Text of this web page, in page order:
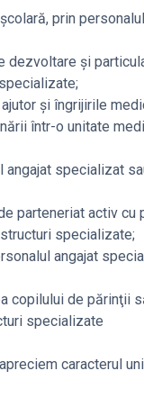
prin
dezvoltare şi
şi îngrijirile
într-o unitate
specializat
parteneriat activ
specializate;
angajat
copilului de părinţii
specializate
caracterul